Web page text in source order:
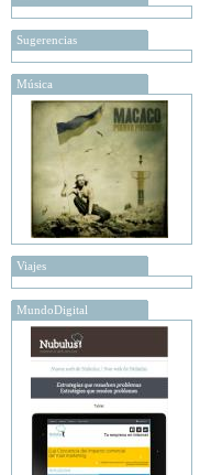
Sugerencias
Música
Viajes
MundoDigital